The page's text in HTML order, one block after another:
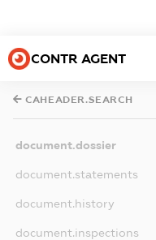
CONTR AGENT
CAHEADER.SEARCH
document.dossier
document.statements
document.history
document.inspections